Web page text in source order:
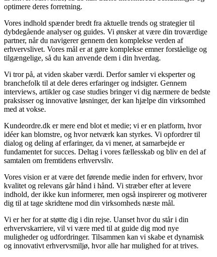
optimere deres forretning.
Vores indhold spænder bredt fra aktuelle trends og strategier til
dybdegående analyser og guides. Vi ønsker at være din troværdige
partner, når du navigerer gennem den komplekse verden af
erhvervslivet. Vores mål er at gøre komplekse emner forståelige og
tilgængelige, så du kan anvende dem i din hverdag.
Vi tror på, at viden skaber værdi. Derfor samler vi eksperter og
branchefolk til at dele deres erfaringer og indsigter. Gennem
interviews, artikler og case studies bringer vi dig nærmere de bedste
praksisser og innovative løsninger, der kan hjælpe din virksomhed
med at vokse.
Kundeordre.dk er mere end blot et medie; vi er en platform, hvor
idéer kan blomstre, og hvor netværk kan styrkes. Vi opfordrer til
dialog og deling af erfaringer, da vi mener, at samarbejde er
fundamentet for succes. Deltag i vores fællesskab og bliv en del af
samtalen om fremtidens erhvervsliv.
Vores vision er at være det førende medie inden for erhverv, hvor
kvalitet og relevans går hånd i hånd. Vi stræber efter at levere
indhold, der ikke kun informerer, men også inspirerer og motiverer
dig til at tage skridtene mod din virksomheds næste mål.
Vi er her for at støtte dig i din rejse. Uanset hvor du står i din
erhvervskarriere, vil vi være med til at guide dig mod nye
muligheder og udfordringer. Tilsammen kan vi skabe et dynamisk
og innovativt erhvervsmiljø, hvor alle har mulighed for at trives.